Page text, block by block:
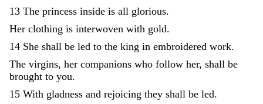
13 The princess inside is all glorious.
Her clothing is interwoven with gold.
14 She shall be led to the king in embroidered work.
The virgins, her companions who follow her, shall be
brought to you.
15 With gladness and rejoicing they shall be led.